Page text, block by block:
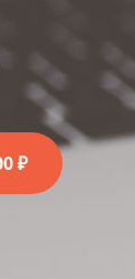
₽